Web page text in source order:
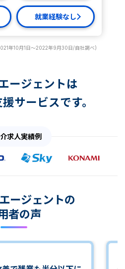
就業経験なし
年10月1日～2022年9月30日/自社調べ)
ージェントは
サービスです。
求人実績例
ージェントの
者の声